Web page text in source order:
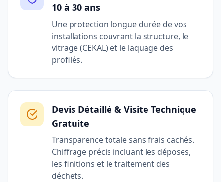
10 à 30 ans
Une protection longue durée de vos
installations couvrant la structure, le
vitrage (CEKAL) et le laquage des
profilés.
Devis Détaillé & Visite Technique
Gratuite
Transparence totale sans frais cachés.
Chiffrage précis incluant les déposes,
les finitions et le traitement des
déchets.